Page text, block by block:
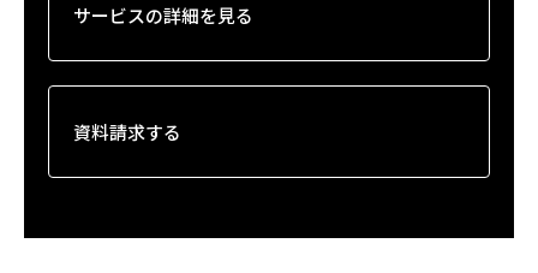
サービスの詳細を見る
資料請求する